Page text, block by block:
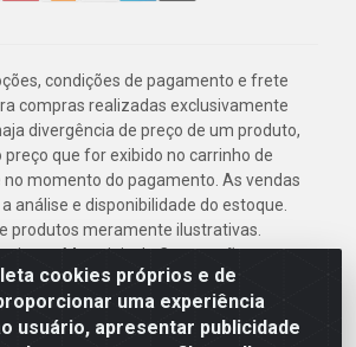
cookies próprios e de
uma experiência
usuário, apresentar publicidade
condições de pagamento e frete
compras realizadas exclusivamente
divergência de preço de um produto,
preço que for exibido no carrinho de
momento do pagamento. As vendas
análise e disponibilidade do estoque.
produtos meramente ilustrativas.
Materiais de Construção em
- Rua das Flores, 2691 - Guabiraba,
PE - CEP 52.291-630 - CNPJ
41.097.379/0001-